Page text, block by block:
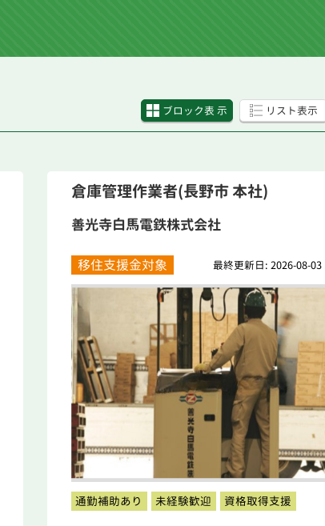
ブロック表 示 リスト表示
倉庫管理作業者(長野市 本社)
善光寺白馬電鉄株式会社
移住支援金対象 最終更新日: 2026-08-03
通勤補助あり 未経験歓迎 資格取得支援